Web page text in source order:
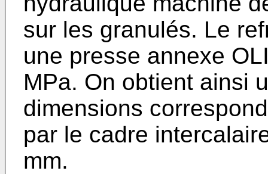
sur les granulés. Le
une presse annexe
MPa. On obtient ainsi
dimensions
par le cadre
mm.